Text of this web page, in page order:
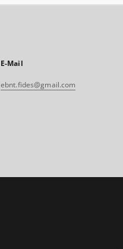
E-Mail
ebnt.fides@gmail.com